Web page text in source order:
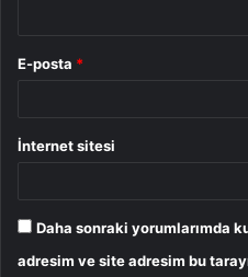
E-posta *
İnternet sitesi
Daha sonraki yorumlarımda
adresim ve site adresim bu